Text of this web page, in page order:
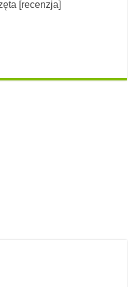
[recenzja]